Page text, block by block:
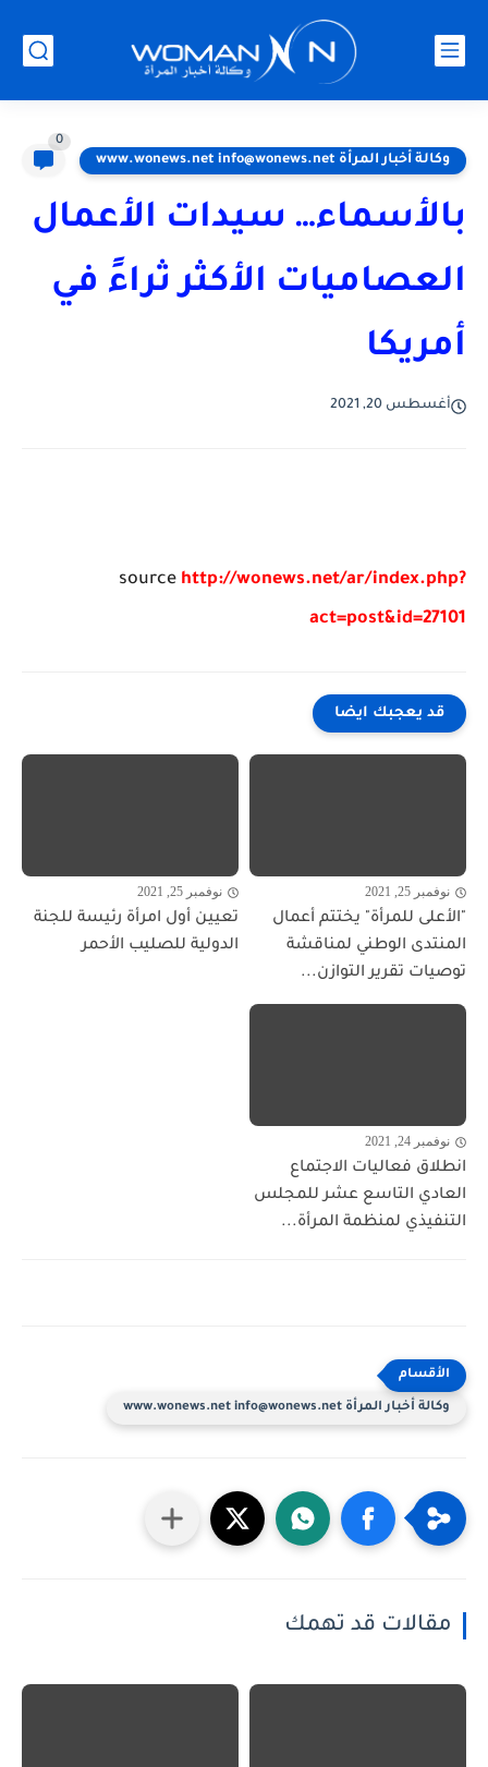
وكالة أخبار المرأة www.wonews.net info@wonews.net
0
بالأسماء… سيدات الأعمال
العصاميات الأكثر ثراءً في
أمريكا
أغسطس 20, 2021
source http://wonews.net/ar/index.php?
act=post&id=27101
قد يعجبك ايضا
نوفمبر 25, 2021
"الأعلى للمرأة" يختتم أعمال
المنتدى الوطني لمناقشة
توصيات تقرير التوازن...
نوفمبر 25, 2021
تعيين أول امرأة رئيسة للجنة
الدولية للصليب الأحمر
نوفمبر 24, 2021
انطلاق فعاليات الاجتماع
العادي التاسع عشر للمجلس
التنفيذي لمنظمة المرأة...
وكالة أخبار المرأة www.wonews.net info@wonews.net
مقالات قد تهمك